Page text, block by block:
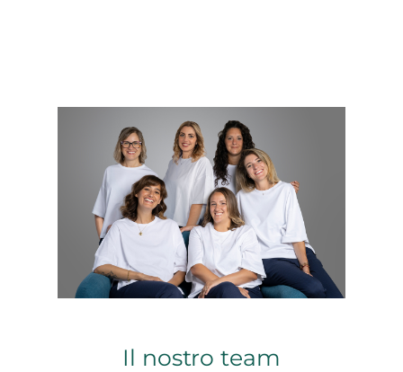
Il nostro team